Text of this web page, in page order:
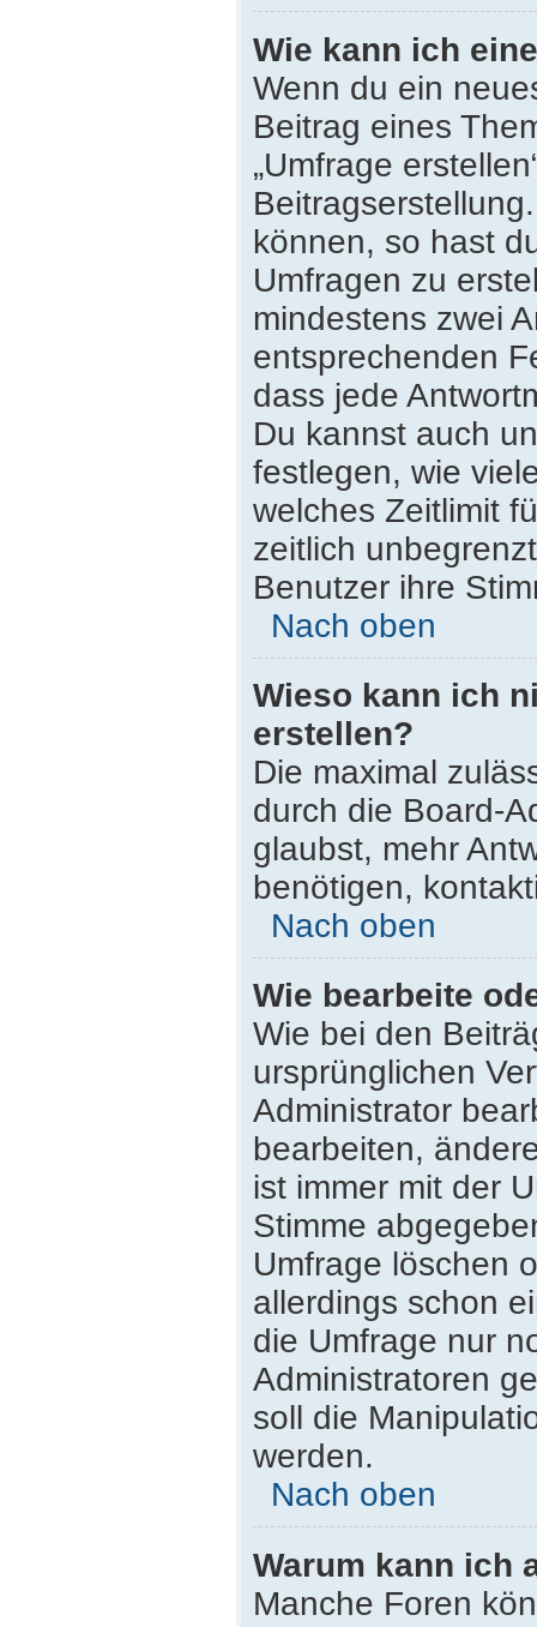
Wie kann ich
Wenn du ein
Beitrag eines
„Umfrage
können, so hast
Umfragen zu
mindestens zwei
entsprechenden
dass jede
Du kannst auch
festlegen, wie
welches Zeitlimit
zeitlich
Benutzer ihre
Nach oben
Wieso kann ich
erstellen?
Die maximal
durch die Board-
glaubst, mehr
benötigen,
Nach oben
Wie bearbeite
Wie bei den
ursprünglichen
Administrator
bearbeiten,
ist immer mit der
Stimme
Umfrage löschen
allerdings schon
die Umfrage nur
Administratoren
soll die
werden.
Nach oben
Warum kann ich
Manche Foren